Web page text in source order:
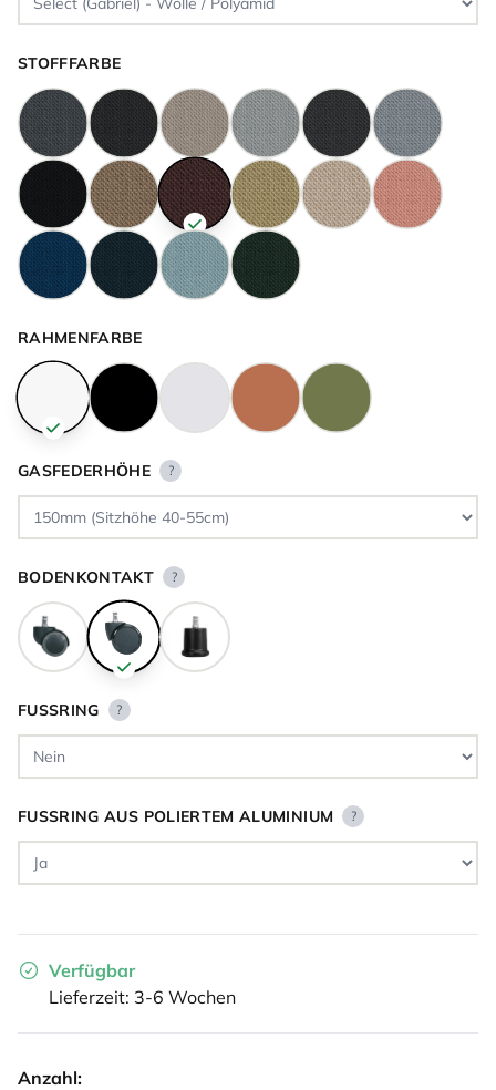
STOFFFARBE
RAHMENFARBE
GASFEDERHÖHE ?
BODENKONTAKT ?
FUSSRING ?
FUSSRING AUS POLIERTEM ALUMINIUM ?
Verfügbar
Lieferzeit: 3-6 Wochen
Anzahl: